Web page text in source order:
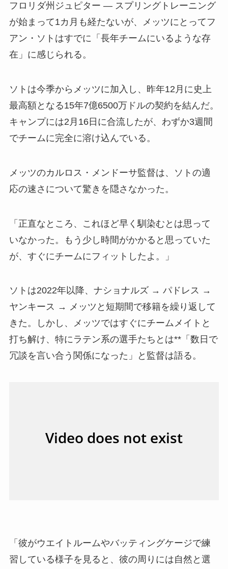
フロリダ州ジュピター — スプリングトレーニング
が始まって1カ月も経たないが、メッツにとってフ
アン・ソトはすでに「長年チームにいるような存
在」に感じられる。
ソトは今季からメッツに加入し、昨年12月に史上
最高額となる15年7億6500万ドルの契約を結んだ。
キャンプには2月16日に合流したが、わずか3週間
でチームに完全に溶け込んでいる。
メッツのカルロス・メンドーサ監督は、ソトの適
応の速さについて驚きを隠さなかった。
「正直なところ、これほど早く馴染むとは思って
いなかった。もう少し時間がかかると思っていた
が、すぐにチームにフィットしたよ。」
ソトは2022年以降、ナショナルズ → パドレス →
ヤンキース → メッツと短期間で移籍を繰り返して
きた。しかし、メッツではすぐにチームメイトと
打ち解け、特にラテン系の選手たちとは**「数日で
冗談を言い合う関係になった」と監督は語る。
「彼がウエイトルームやバッティングケージで練
習している様子を見ると、彼の周りには自然と選